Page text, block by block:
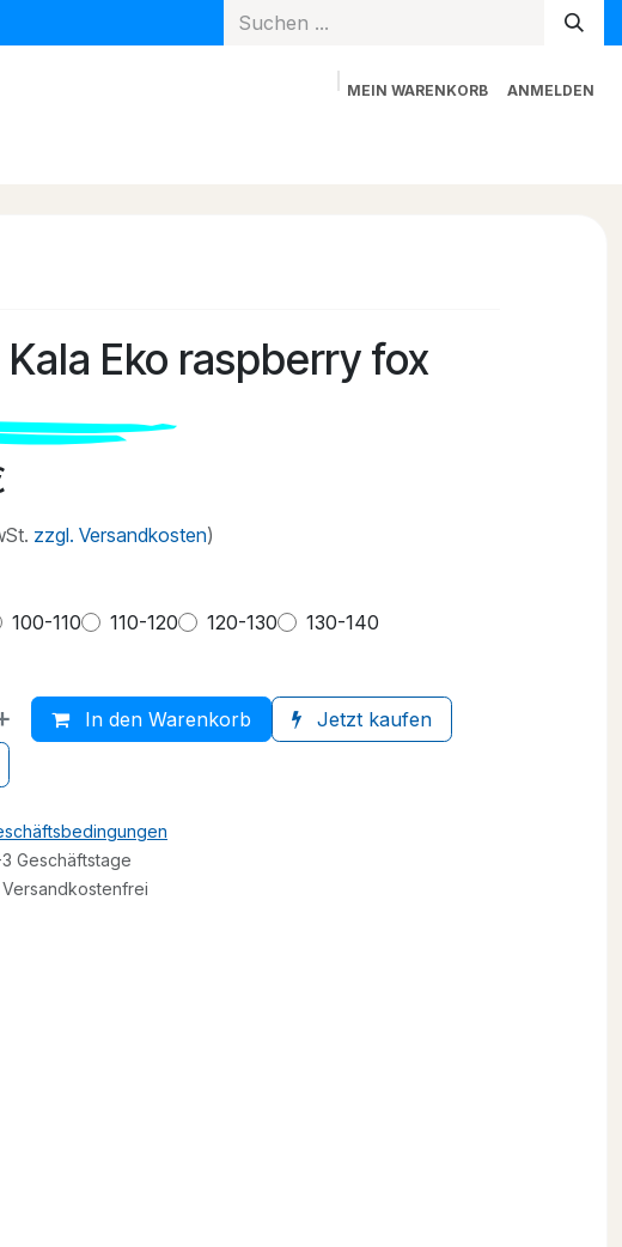
MEIN WARENKORB ANMELDEN
Kala Eko raspberry fox
zzgl. Versandkosten)
100-110 110-120 120-130 130-140
In den Warenkorb Jetzt kaufen
Geschäftstage